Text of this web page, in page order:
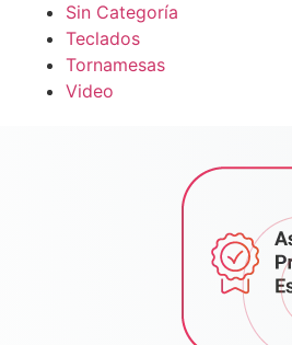
Sin Categoría
Teclados
Tornamesas
Video